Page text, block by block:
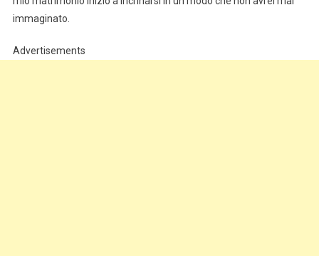
immaginato.
Advertisements